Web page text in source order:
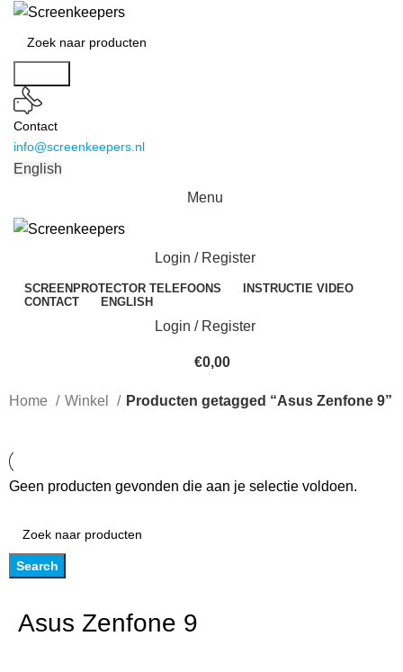
Contact
info@screenkeepers.nl
English
Menu
Login / Register
SCREENPROTECTOR TELEFOONS
INSTRUCTIE VIDEO
CONTACT
ENGLISH
Login / Register
€0,00
Home Winkel Producten getagged “Asus Zenfone 9”
Geen producten gevonden die aan je selectie voldoen.
Search
Asus Zenfone 9